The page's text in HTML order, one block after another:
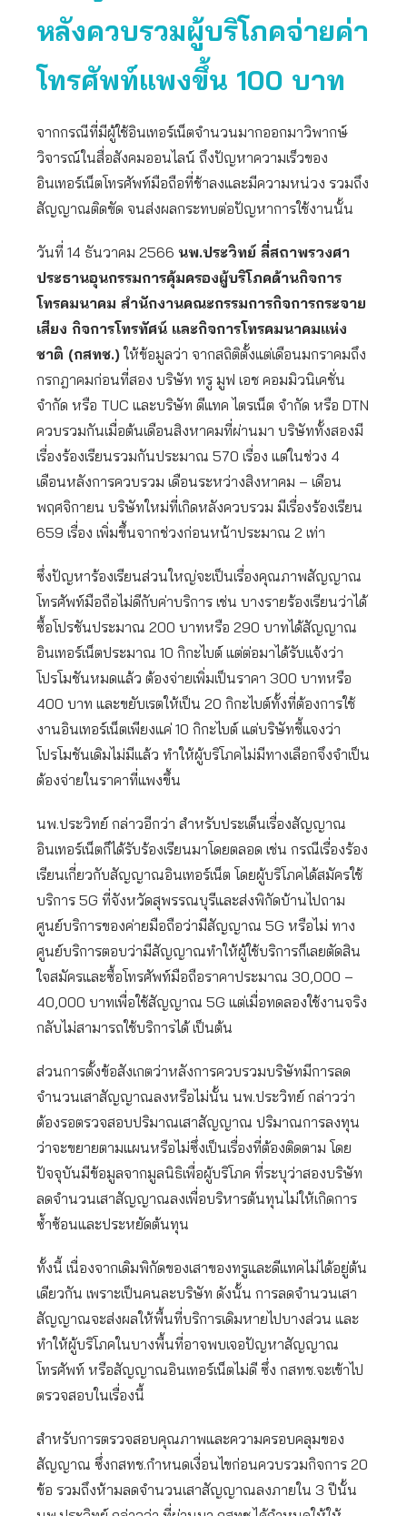
หลังควบรวมผู้บริโภคจ่ายค่า
โทรศัพท์แพงขึ้น 100 บาท
จากกรณีที่มีผู้ใช้อินเทอร์เน็ตจำนวนมากออกมาวิพากษ์
วิจารณ์ในสื่อสังคมออนไลน์ ถึงปัญหาความเร็วของ
อินเทอร์เน็ตโทรศัพท์มือถือที่ช้าลงและมีความหน่วง รวมถึง
สัญญาณติดขัด จนส่งผลกระทบต่อปัญหาการใช้งานนั้น
วันที่ 14 ธันวาคม 2566 นพ.ประวิทย์ ลี่สถาพรวงศา
ประธานอุนกรรมการคุ้มครองผู้บริโภคด้านกิจการ
โทรคมนาคม สำนักงานคณะกรรมการกิจการกระจาย
เสียง กิจการโทรทัศน์ และกิจการโทรคมนาคมแห่ง
ชาติ (กสทช.)ให้ข้อมูลว่า จากสถิติตั้งแต่เดือนมกราคมถึง
กรกฎาคมก่อนที่สอง บริษัท ทรู มูฟ เอช คอมมิวนิเคชั่น
จำกัด หรือ TUC และบริษัท ดีแทค ไตรเน็ต จำกัด หรือ DTN
ควบรวมกันเมื่อต้นเดือนสิงหาคมที่ผ่านมา บริษัททั้งสองมี
เรื่องร้องเรียนรวมกันประมาณ 570 เรื่อง แต่ในช่วง 4
เดือนหลังการควบรวม เดือนระหว่างสิงหาคม – เดือน
พฤศจิกายน บริษัทใหม่ที่เกิดหลังควบรวม มีเรื่องร้องเรียน
659 เรื่อง เพิ่มขึ้นจากช่วงก่อนหน้าประมาณ 2 เท่า
ซึ่งปัญหาร้องเรียนส่วนใหญ่จะเป็นเรื่องคุณภาพสัญญาณ
โทรศัพท์มือถือไม่ดีกับค่าบริการ เช่น บางรายร้องเรียนว่าได้
ซื้อโปรชันประมาณ 200 บาทหรือ 290 บาทได้สัญญาณ
อินเทอร์เน็ตประมาณ 10 กิกะไบต์ แต่ต่อมาได้รับแจ้งว่า
โปรโมชันหมดแล้ว ต้องจ่ายเพิ่มเป็นราคา 300 บาทหรือ
400 บาท และขยับเรตให้เป็น 20 กิกะไบต์ทั้งที่ต้องการใช้
งานอินเทอร์เน็ตเพียงแค่ 10 กิกะไบต์ แต่บริษัทชี้แจงว่า
โปรโมชันเดิมไม่มีแล้ว ทำให้ผู้บริโภคไม่มีทางเลือกจึงจำเป็น
ต้องจ่ายในราคาที่แพงขึ้น
นพ.ประวิทย์ กล่าวอีกว่า สำหรับประเด็นเรื่องสัญญาณ
อินเทอร์เน็ตก็ได้รับร้องเรียนมาโดยตลอด เช่น กรณีเรื่องร้อง
เรียนเกี่ยวกับสัญญาณอินเทอร์เน็ต โดยผู้บริโภคได้สมัครใช้
บริการ 5G ที่จังหวัดสุพรรณบุรีและส่งพิกัดบ้านไปถาม
ศูนย์บริการของค่ายมือถือว่ามีสัญญาณ 5G หรือไม่ ทาง
ศูนย์บริการตอบว่ามีสัญญาณทำให้ผู้ใช้บริการก็เลยตัดสิน
ใจสมัครและซื้อโทรศัพท์มือถือราคาประมาณ 30,000 –
40,000 บาทเพื่อใช้สัญญาณ 5G แต่เมื่อทดลองใช้งานจริง
กลับไม่สามารถใช้บริการได้ เป็นต้น
ส่วนการตั้งข้อสังเกตว่าหลังการควบรวมบริษัทมีการลด
จำนวนเสาสัญญาณลงหรือไม่นั้น นพ.ประวิทย์ กล่าวว่า
ต้องรอตรวจสอบปริมาณเสาสัญญาณ ปริมาณการลงทุน
ว่าจะขยายตามแผนหรือไม่ซึ่งเป็นเรื่องที่ต้องติดตาม โดย
ปัจจุบันมีข้อมูลจากมูลนิธิเพื่อผู้บริโภค ที่ระบุว่าสองบริษัท
ลดจำนวนเสาสัญญาณลงเพื่อบริหารต้นทุนไม่ให้เกิดการ
ซ้ำซ้อนและประหยัดต้นทุน
ทั้งนี้ เนื่องจากเดิมพิกัดของเสาของทรูและดีแทคไม่ได้อยู่ต้น
เดียวกัน เพราะเป็นคนละบริษัท ดังนั้น การลดจำนวนเสา
สัญญาณจะส่งผลให้พื้นที่บริการเดิมหายไปบางส่วน และ
ทำให้ผู้บริโภคในบางพื้นที่อาจพบเจอปัญหาสัญญาณ
โทรศัพท์ หรือสัญญาณอินเทอร์เน็ตไม่ดี ซึ่ง กสทช.จะเข้าไป
ตรวจสอบในเรื่องนี้
สำหรับการตรวจสอบคุณภาพและความครอบคลุมของ
สัญญาณ ซึ่งกสทช.กำหนดเงื่อนไขก่อนควบรวมกิจการ 20
ข้อ รวมถึงห้ามลดจำนวนเสาสัญญาณลงภายใน 3 ปีนั้น